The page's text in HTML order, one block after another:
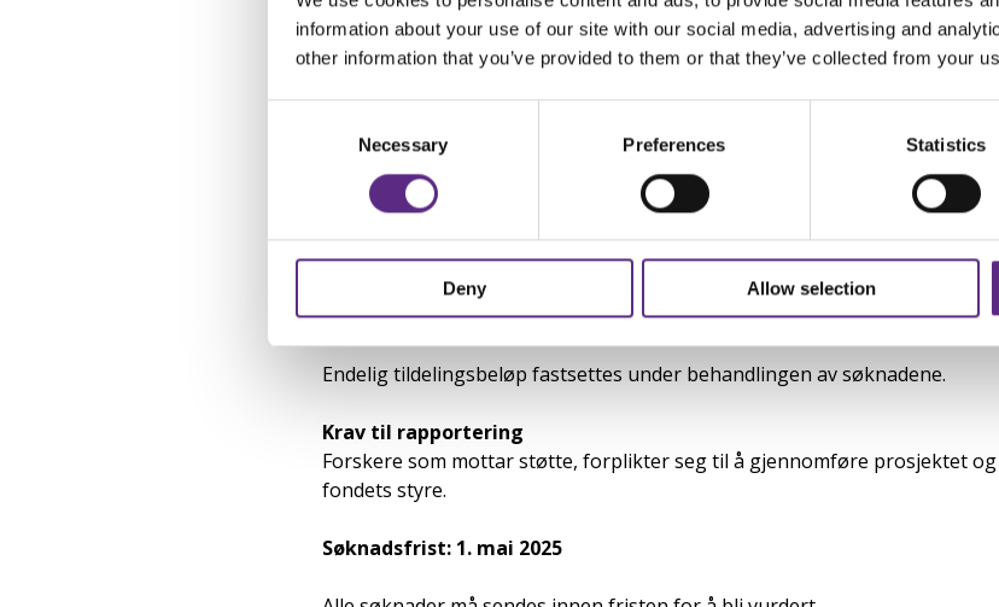
information about your use of our site with our social media, advertising and
other information that you’ve provided to them or that they’ve collected from your
Necessary Preferences Statistics
Deny Allow selection
Du kan søke støtte innen følgende kategorier:
• Medisinsk forskning
Helsefaglig forskning inkluderer prosjekter både innenfor og utenfor
forskningen er i tråd med fondets formål.
Det kan tildeles støtte på inntil:
• kr. 150.000,-
Endelig tildelingsbeløp fastsettes under behandlingen av søknadene.
Krav til rapportering
Forskere som mottar støtte, forplikter seg til å gjennomføre prosjektet
fondets styre.
Søknadsfrist: 1. mai 2025